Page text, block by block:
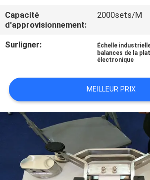
VISITE
DE
L'USINE
CONTRÔLE
DE
LA
QUALITÉ
NOUVELLES
Capacité
d'approvisionnement:
2000sets/M
Surligner: Échelle
balances de la
électronique
MEILLEUR PRIX